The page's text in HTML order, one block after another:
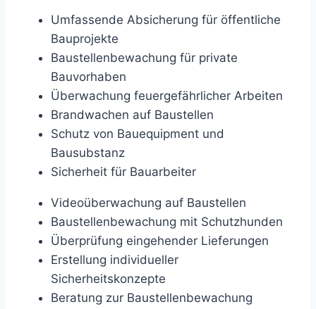
Umfassende Absicherung für öffentliche
Bauprojekte
Baustellenbewachung für private
Bauvorhaben
Überwachung feuergefährlicher Arbeiten
Brandwachen auf Baustellen
Schutz von Bauequipment und
Bausubstanz
Sicherheit für Bauarbeiter
Videoüberwachung auf Baustellen
Baustellenbewachung mit Schutzhunden
Überprüfung eingehender Lieferungen
Erstellung individueller
Sicherheitskonzepte
Beratung zur Baustellenbewachung